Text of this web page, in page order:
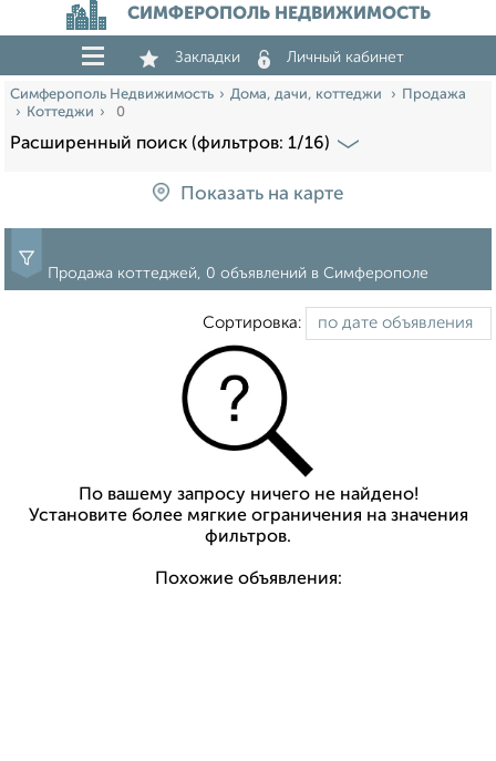
СИМФЕРОПОЛЬ НЕДВИЖИМОСТЬ
Закладки Личный кабинет
Симферополь Недвижимость Дома, дачи, коттеджи
Продажа
Коттеджи
0
Расширенный поиск (фильтров: 1/16)
Показать на карте
Продажа коттеджей, 0 объявлений в Симферополе
Сортировка:
По вашему запросу ничего не найдено!
Установите более мягкие ограничения на значения
фильтров.
Похожие объявления: